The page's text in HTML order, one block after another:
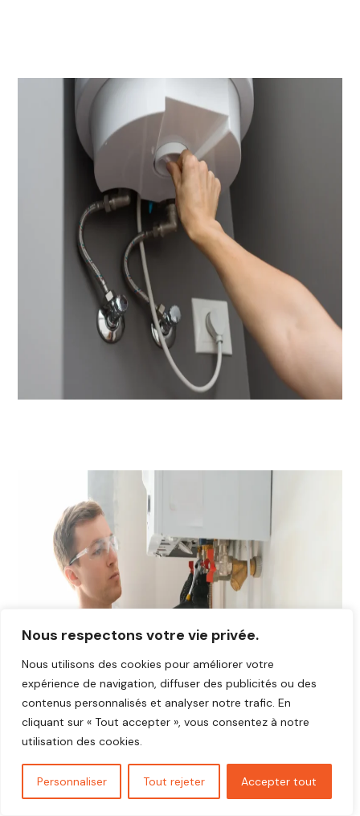
Nous respectons votre vie privée.
Nous utilisons des cookies pour améliorer votre
expérience de navigation, diffuser des publicités ou des
contenus personnalisés et analyser notre trafic. En
cliquant sur « Tout accepter », vous consentez à notre
utilisation des cookies.
Personnaliser Tout rejeter Accepter tout